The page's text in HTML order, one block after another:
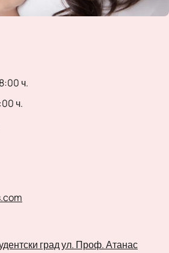
ч.
ч.
град ул. Проф. Атанас